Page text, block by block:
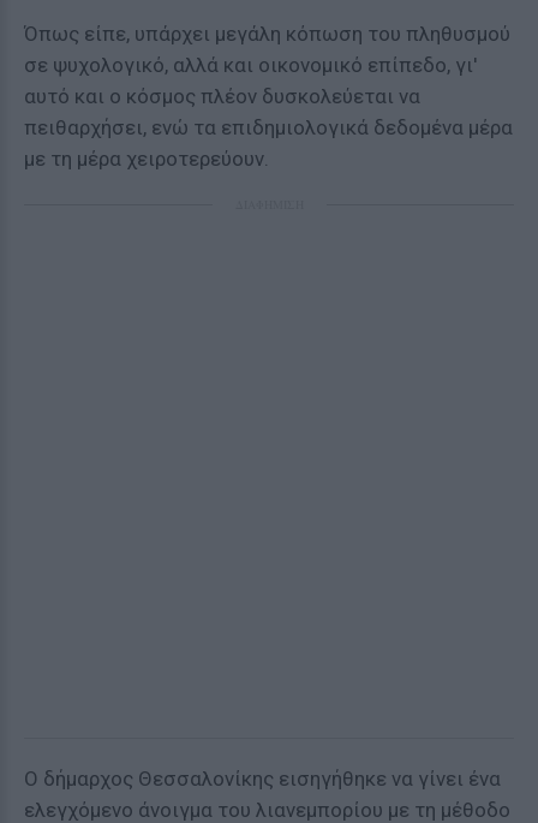
Όπως είπε, υπάρχει μεγάλη κόπωση του πληθυσμού
σε ψυχολογικό, αλλά και οικονομικό επίπεδο, γι'
αυτό και ο κόσμος πλέον δυσκολεύεται να
πειθαρχήσει, ενώ τα επιδημιολογικά δεδομένα μέρα
με τη μέρα χειροτερεύουν.
Ο δήμαρχος Θεσσαλονίκης εισηγήθηκε να γίνει ένα
ελεγχόμενο άνοιγμα του λιανεμπορίου με τη μέθοδο